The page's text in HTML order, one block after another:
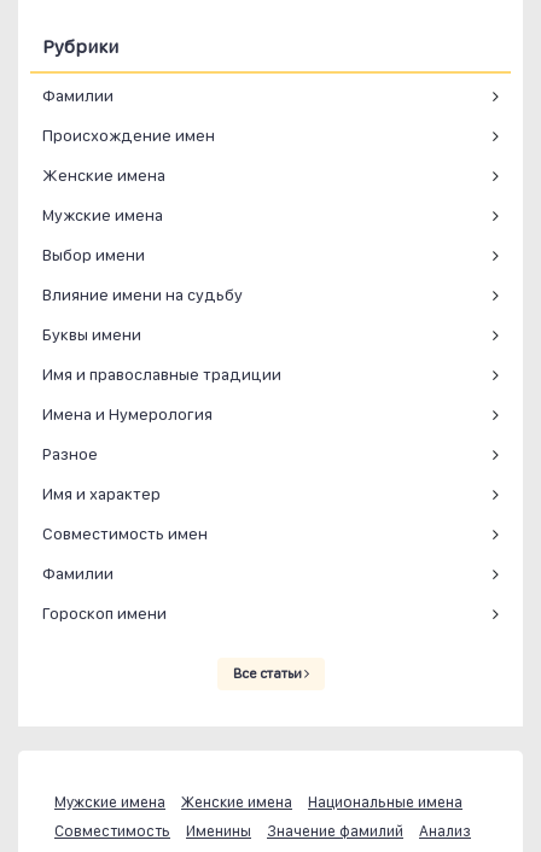
Рубрики
Фамилии
Происхождение имен
Женские имена
Мужские имена
Выбор имени
Влияние имени на судьбу
Буквы имени
Имя и православные традиции
Имена и Нумерология
Разное
Имя и характер
Совместимость имен
Фамилии
Гороскоп имени
Все статьи
Мужские имена Женские имена
Национальные имена
Совместимость
Именины Значение фамилий
Анализ